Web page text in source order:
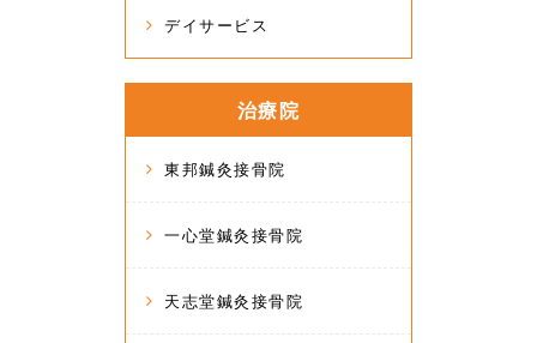
デイサービス
治療院
東邦鍼灸接骨院
一心堂鍼灸接骨院
天志堂鍼灸接骨院